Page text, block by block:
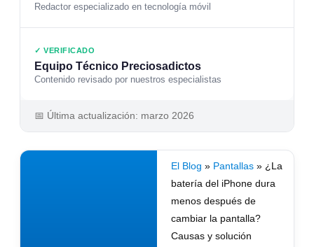
Redactor especializado en tecnología móvil
✓ VERIFICADO
Equipo Técnico Preciosadictos
Contenido revisado por nuestros especialistas
📅 Última actualización: marzo 2026
El Blog » Pantallas » ¿La
batería del iPhone dura
menos después de
cambiar la pantalla?
Causas y solución